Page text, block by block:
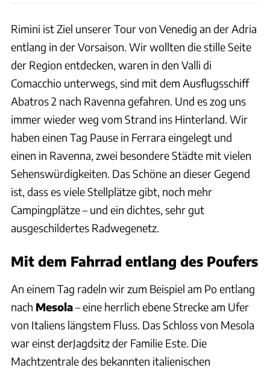
Rimini ist Ziel unserer Tour von Venedig an der Adria
entlang in der Vorsaison. Wir wollten die stille Seite
der Region entdecken, waren in den Valli di
Comacchio unterwegs, sind mit dem Ausflugsschiff
Abatros 2 nach Ravenna gefahren. Und es zog uns
immer wieder weg vom Strand ins Hinterland. Wir
haben einen Tag Pause in Ferrara eingelegt und
einen in Ravenna, zwei besondere Städte mit vielen
Sehenswürdigkeiten. Das Schöne an dieser Gegend
ist, dass es viele Stellplätze gibt, noch mehr
Campingplätze – und ein dichtes, sehr gut
ausgeschildertes Radwegenetz.
Mit dem Fahrrad entlang des Poufers
An einem Tag radeln wir zum Beispiel am Po entlang
nach Mesola– eine herrlich ebene Strecke am Ufer
von Italiens längstem Fluss. Das Schloss von Mesola
war einst derJagdsitz der Familie Este. Die
Machtzentrale des bekannten italienischen